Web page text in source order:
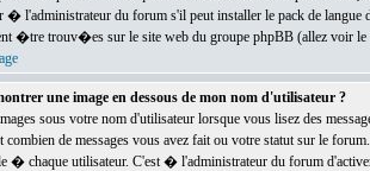
� l'administrateur du forum s'il peut installer le pack de
�tre trouv�es sur le site web du groupe phpBB (allez voir le
une image en dessous de mon nom d'utilisateur ?
sous votre nom d'utilisateur lorsque vous lisez des
combien de messages vous avez fait ou votre statut sur le
� chaque utilisateur. C'est � l'administrateur du forum